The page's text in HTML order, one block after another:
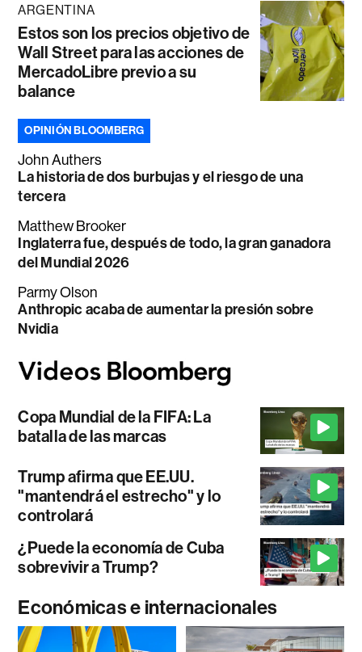
ARGENTINA
Estos son los precios objetivo de
Wall Street para las acciones de
MercadoLibre previo a su
balance
OPINIÓN BLOOMBERG
John Authers
La historia de dos burbujas y el riesgo de una
tercera
Matthew Brooker
Inglaterra fue, después de todo, la gran ganadora
del Mundial 2026
Parmy Olson
Anthropic acaba de aumentar la presión sobre
Nvidia
Copa Mundial de la FIFA: La
batalla de las marcas
Trump afirma que EE.UU.
"mantendrá el estrecho" y lo
controlará
¿Puede la economía de Cuba
sobrevivir a Trump?
Económicas e internacionales